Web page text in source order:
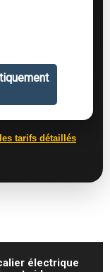
tarifs détaillés
électrique